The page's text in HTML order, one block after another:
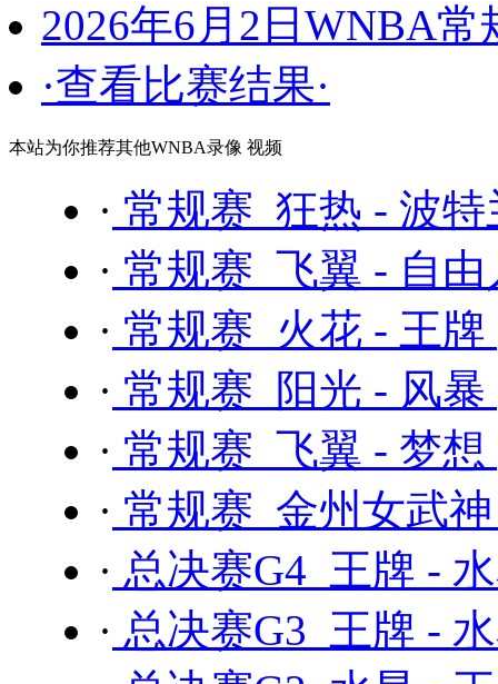
2026年6月2日WNBA
·查看比赛结果·
本站为你推荐其他WNBA录像 视频
· 常规赛 狂热 - 波
· 常规赛 飞翼 - 自
· 常规赛 火花 - 王牌
· 常规赛 阳光 - 风暴
· 常规赛 飞翼 - 梦想
· 常规赛 金州女武
· 总决赛G4 王牌 -
· 总决赛G3 王牌 -